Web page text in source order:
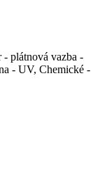
plátnová vazba -
- UV, Chemické -